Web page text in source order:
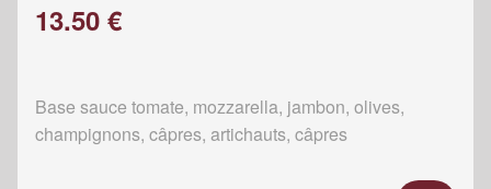
13.50 €
Base sauce tomate, mozzarella, jambon, olives,
champignons, câpres, artichauts, câpres